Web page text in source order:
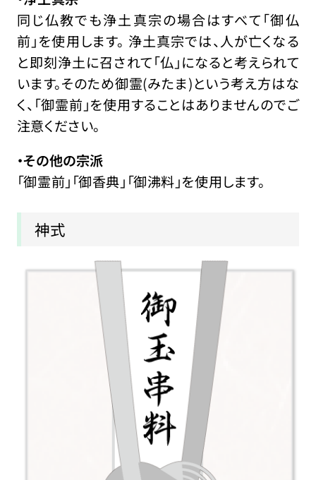
同じ仏教でも浄土真宗の場合はすべて「御仏
前」を使用します。 浄土真宗では、人が亡くなる
と即刻浄土に召されて「仏」になると考えられて
います。そのため御霊(みたま)という考え方はな
く、「御霊前」を使用することはありませんのでご
注意ください。
・その他の宗派
「御霊前」「御香典」「御沸料」を使用します。
神式